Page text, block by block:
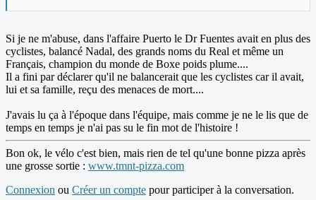
Si je ne m'abuse, dans l'affaire Puerto le Dr Fuentes avait en plus des
cyclistes, balancé Nadal, des grands noms du Real et même un
Français, champion du monde de Boxe poids plume....
Il a fini par déclarer qu'il ne balancerait que les cyclistes car il avait,
lui et sa famille, reçu des menaces de mort....
J'avais lu ça à l'époque dans l'équipe, mais comme je ne le lis que de
temps en temps je n'ai pas su le fin mot de l'histoire !
Bon ok, le vélo c'est bien, mais rien de tel qu'une bonne pizza après
une grosse sortie : www.tmnt-pizza.com
Connexion ou Créer un compte pour participer à la conversation.